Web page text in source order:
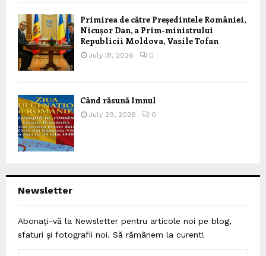
Primirea de către Președintele României,
Nicușor Dan, a Prim-ministrului
Republicii Moldova, Vasile Tofan
July 31, 2026 0
Când răsună Imnul
July 29, 2026 0
Newsletter
Abonați-vă la Newsletter pentru articole noi pe blog,
sfaturi și fotografii noi. Să rămânem la curent!